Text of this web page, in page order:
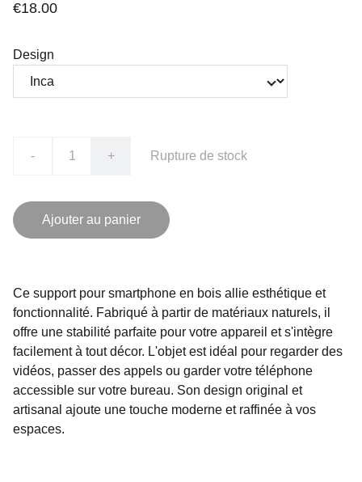
€18.00
Design
- + Rupture de stock
Ajouter au panier
Ce support pour smartphone en bois allie esthétique et
fonctionnalité. Fabriqué à partir de matériaux naturels, il
offre une stabilité parfaite pour votre appareil et s'intègre
facilement à tout décor. L'objet est idéal pour regarder des
vidéos, passer des appels ou garder votre téléphone
accessible sur votre bureau. Son design original et
artisanal ajoute une touche moderne et raffinée à vos
espaces.